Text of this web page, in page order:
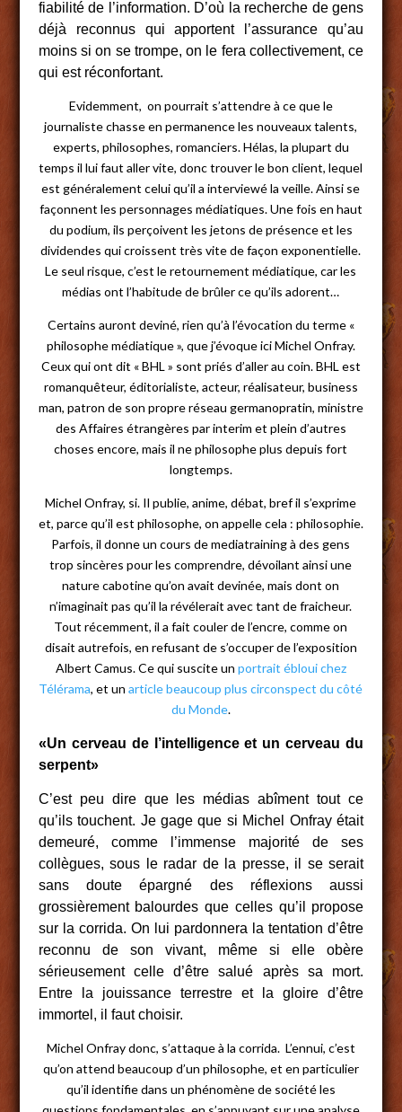
fiabilité de l’information. D’où la recherche de gens
déjà reconnus qui apportent l’assurance qu’au
moins si on se trompe, on le fera collectivement, ce
qui est réconfortant.
Evidemment, on pourrait s’attendre à ce que le
journaliste chasse en permanence les nouveaux talents,
experts, philosophes, romanciers. Hélas, la plupart du
temps il lui faut aller vite, donc trouver le bon client, lequel
est généralement celui qu’il a interviewé la veille. Ainsi se
façonnent les personnages médiatiques. Une fois en haut
du podium, ils perçoivent les jetons de présence et les
dividendes qui croissent très vite de façon exponentielle.
Le seul risque, c’est le retournement médiatique, car les
médias ont l’habitude de brûler ce qu’ils adorent…
Certains auront deviné, rien qu’à l’évocation du terme «
philosophe médiatique », que j’évoque ici Michel Onfray.
Ceux qui ont dit « BHL » sont priés d’aller au coin. BHL est
romanquêteur, éditorialiste, acteur, réalisateur, business
man, patron de son propre réseau germanopratin, ministre
des Affaires étrangères par interim et plein d’autres
choses encore, mais il ne philosophe plus depuis fort
longtemps.
Michel Onfray, si. Il publie, anime, débat, bref il s’exprime
et, parce qu’il est philosophe, on appelle cela : philosophie.
Parfois, il donne un cours de mediatraining à des gens
trop sincères pour les comprendre, dévoilant ainsi une
nature cabotine qu’on avait devinée, mais dont on
n’imaginait pas qu’il la révélerait avec tant de fraicheur.
Tout récemment, il a fait couler de l’encre, comme on
disait autrefois, en refusant de s’occuper de l’exposition
Albert Camus. Ce qui suscite un portrait ébloui chez
Télérama, et unarticle beaucoup plus circonspect du côté
du Monde.
«Un cerveau de l’intelligence et un cerveau du
serpent»
C’est peu dire que les médias abîment tout ce
qu’ils touchent. Je gage que si Michel Onfray était
demeuré, comme l’immense majorité de ses
collègues, sous le radar de la presse, il se serait
sans doute épargné des réflexions aussi
grossièrement balourdes que celles qu’il propose
sur la corrida. On lui pardonnera la tentation d’être
reconnu de son vivant, même si elle obère
sérieusement celle d’être salué après sa mort.
Entre la jouissance terrestre et la gloire d’être
immortel, il faut choisir.
Michel Onfray donc, s’attaque à la corrida. L’ennui, c’est
qu’on attend beaucoup d’un philosophe, et en particulier
qu’il identifie dans un phénomène de société les